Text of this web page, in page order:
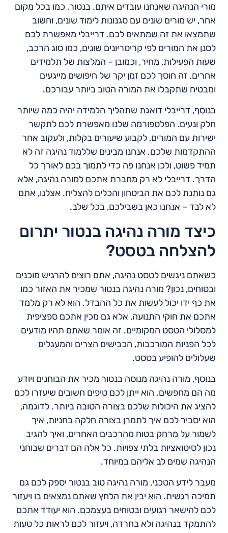
מורי הנהיגה שאנחנו עובדים איתם. בנטור, כמו בכל מקום
אחר, יש מורים שונים עם סגנונות לימוד שונים, וחשוב
שתמצאו את זה שמתאים לכם. דרייבלי מאפשרת לכם
לסנן את המורים לפי קריטריונים שונים, כמו סוג הרכב,
שעות הפעילות, מחיר, וכמובן – המלצות של תלמידים
אחרים. זה חוסך לכם זמן יקר של חיפושים מייגעים
ומבטיח שתקבלו את המורה הטוב ביותר עבורכם.
בנוסף, דרייבלי דואגת שתהליך הלמידה יהיה כמה שיותר
חלק ונעים. הפלטפורמה שלנו מאפשרת לכם לתקשר
ישירות עם המורים, לקבוע שיעורים בקלות, ולעקוב אחר
ההתקדמות שלכם. אנחנו מבינים שללמוד נהיגה זה לא
תמיד פשוט, ולכן אנחנו פה כדי לתמוך בכם לאורך כל
הדרך. דרייבלי לא רק מחברת אתכם למורה נהיגה, אלא
גם נותנת לכם את הביטחון והכלים להצליח. אצלנו, אתם
לא לבד – אנחנו כאן בשבילכם, בכל שלב.
כיצד מורה נהיגה בנטור יתרום
להצלחה בטסט?
כשאתם ניגשים לטסט נהיגה, אתם רוצים להרגיש מוכנים
ובטוחים, נכון? מורה נהיגה בנטור שמכיר את האזור כמו
את כף ידו יכול לעשות את כל ההבדל. הוא לא רק מלמד
אתכם את חוקי התנועה, אלא גם מכין אתכם ספציפית
למסלולי הטסט המקומיים. זה אומר שאתם תהיו מודעים
לכל הפניות המורכבות, הכבישים הצרים והמעגלים
שעלולים להופיע בטסט.
בנוסף, מורה נהיגה מנוסה בנטור מכיר את הבוחנים ויודע
מה הם מחפשים. הוא ייתן לכם טיפים חשובים שיעזרו לכם
להציג את היכולות שלכם בצורה הטובה ביותר. לדוגמה,
הוא יסביר לכם איך לתמרן בצורה חלקה בחניות, איך
לשמור על מרחק בטוח מהרכבים האחרים, ואיך להגיב
נכון לסיטואציות בלתי צפויות. כל אלה הם דברים שבוחני
הנהיגה שמים לב אליהם במיוחד.
מעבר לידע הטכני, מורה נהיגה טוב בנטור יספק לכם גם
תמיכה רגשית. הוא יבין את הלחץ שאתם נמצאים בו ויעזור
לכם להישאר רגועים ובטוחים בעצמכם. הוא יעודד אתכם
להתמקד בנהיגה ולא בחרדה, ויעזור לכם לראות כל טעות